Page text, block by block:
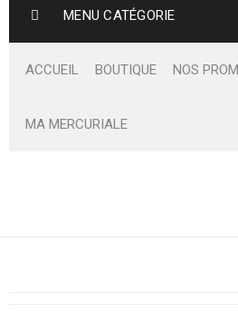
MENU CATÉGORIE
ACCUEIL BOUTIQUE NOS
MA MERCURIALE